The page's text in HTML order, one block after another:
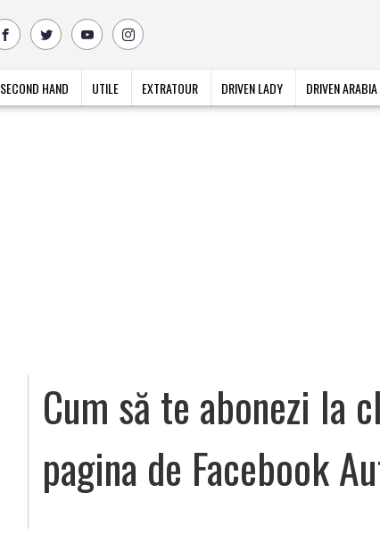
SECOND HAND UTILE EXTRATOUR DRIVEN LADY DRIVEN ARABIA
Cum să te abonezi la
pagina de Facebook